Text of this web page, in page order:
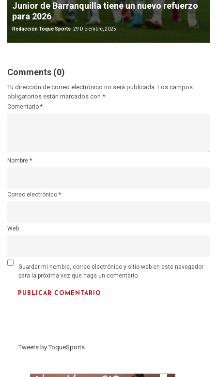
Junior de Barranquilla tiene un nuevo refuerzo
para 2026
Redacción Toque Sports 29 Diciembre, 2025
Comments (0)
Tu dirección de correo electrónico no será publicada. Los campos
obligatorios están marcados con *
Comentario *
Nombre *
Correo electrónico *
Web
Guardar mi nombre, correo electrónico y sitio web en este navegador
para la próxima vez que haga un comentario.
Tweets by ToqueSports